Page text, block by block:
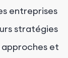
entreprises
stratégies
et